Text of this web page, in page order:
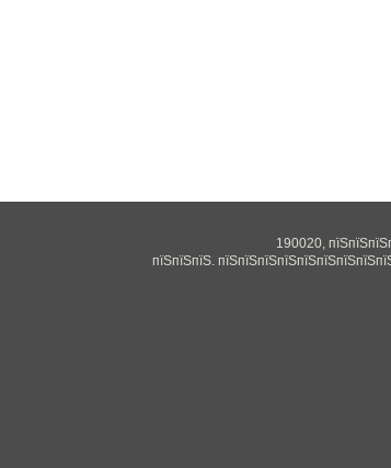
190020,
пїЅпїЅпїЅ.